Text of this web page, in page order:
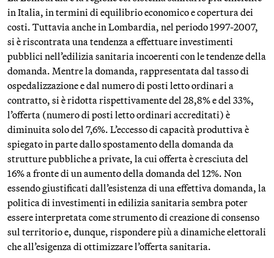
in Italia, in termini di equilibrio economico e copertura dei
costi. Tuttavia anche in Lombardia, nel periodo 1997-2007,
si è riscontrata una tendenza a effettuare investimenti
pubblici nell’edilizia sanitaria incoerenti con le tendenze della
domanda. Mentre la domanda, rappresentata dal tasso di
ospedalizzazione e dal numero di posti letto ordinari a
contratto, si è ridotta rispettivamente del 28,8% e del 33%,
l’offerta (numero di posti letto ordinari accreditati) è
diminuita solo del 7,6%. L’eccesso di capacità produttiva è
spiegato in parte dallo spostamento della domanda da
strutture pubbliche a private, la cui offerta è cresciuta del
16% a fronte di un aumento della domanda del 12%. Non
essendo giustificati dall’esistenza di una effettiva domanda, la
politica di investimenti in edilizia sanitaria sembra poter
essere interpretata come strumento di creazione di consenso
sul territorio e, dunque, rispondere più a dinamiche elettorali
che all’esigenza di ottimizzare l’offerta sanitaria.